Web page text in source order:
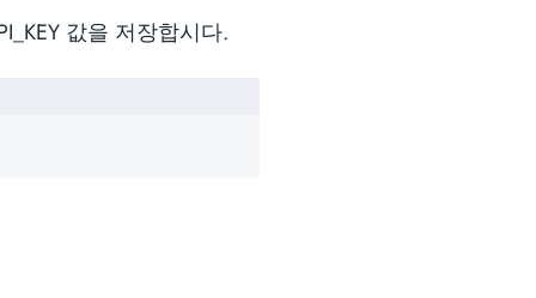
값을 저장합시다.